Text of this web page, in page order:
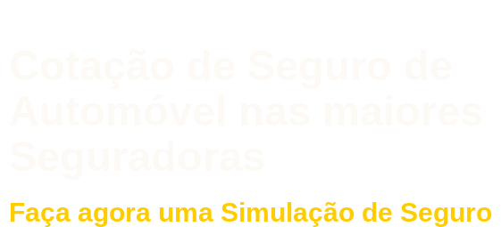
Faça agora uma Simulação de Seguro